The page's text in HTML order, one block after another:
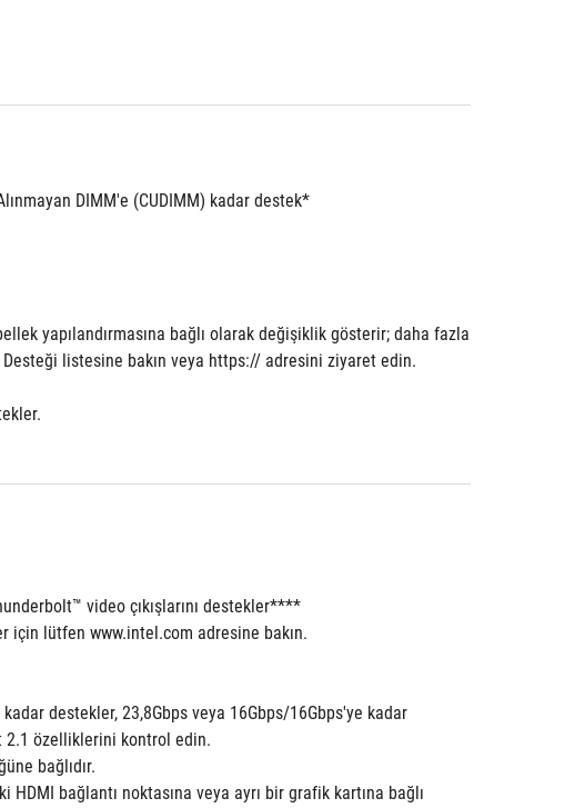
DIMM'e (CUDIMM) kadar destek*
yapılandırmasına bağlı olarak değişiklik gösterir; daha fazla
listesine bakın veya https:// adresini ziyaret edin.
video çıkışlarını destekler****
için lütfen www.intel.com adresine bakın.
destekler, 23,8Gbps veya 16Gbps/16Gbps'ye kadar
2.1 özelliklerini kontrol edin.
bağlıdır.
bağlantı noktasına veya ayrı bir grafik kartına bağlı